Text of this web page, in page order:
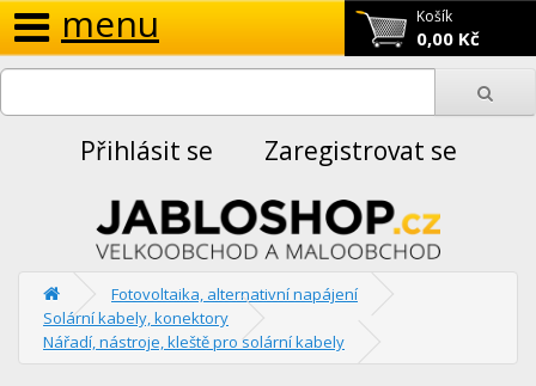
Košík
0,00 Kč
menu
Přihlásit se Zaregistrovat se
Fotovoltaika, alternativní napájení
Solární kabely, konektory
Nářadí, nástroje, kleště pro solární kabely